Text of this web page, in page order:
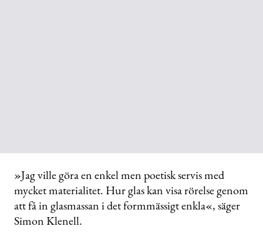
»Jag ville göra en enkel men poetisk servis med
mycket materialitet. Hur glas kan visa rörelse genom
att få in glasmassan i det formmässigt enkla«, säger
Simon Klenell.